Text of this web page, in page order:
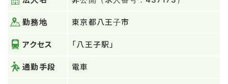
勤務地 東京都八王子市
アクセス 「八王子駅」
通勤手段 電車